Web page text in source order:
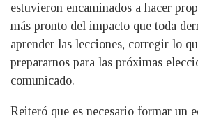
estuvieron encaminados a hacer
más pronto del impacto que toda
aprender las lecciones, corregir lo
prepararnos para las próximas
comunicado.
Reiteró que es necesario formar un